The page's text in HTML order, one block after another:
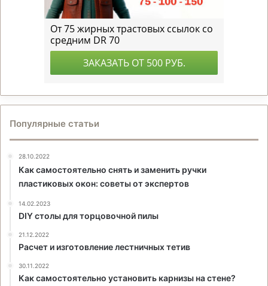
Популярные статьи
28.10.2022
Как самостоятельно снять и заменить ручки
пластиковых окон: советы от экспертов
14.02.2023
DIY столы для торцовочной пилы
21.12.2022
Расчет и изготовление лестничных тетив
30.11.2022
Как самостоятельно установить карнизы на стене?